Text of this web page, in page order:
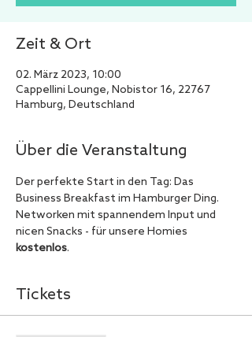
Zeit & Ort
02. März 2023, 10:00
Cappellini Lounge, Nobistor 16, 22767
Hamburg, Deutschland
Über die Veranstaltung
Der perfekte Start in den Tag: Das
Business Breakfast im Hamburger Ding.
Networken mit spannendem Input und
nicen Snacks - für unsere Homies
kostenlos.
Tickets